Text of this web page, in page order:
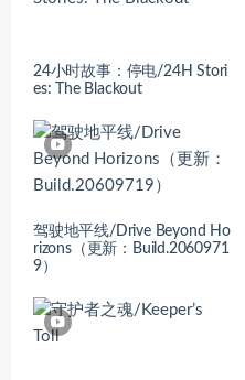
24小时故事：停电/24H Stori
es: The Blackout
驾驶地平线/Drive Beyond Ho
rizons（更新：Build.2060971
9）